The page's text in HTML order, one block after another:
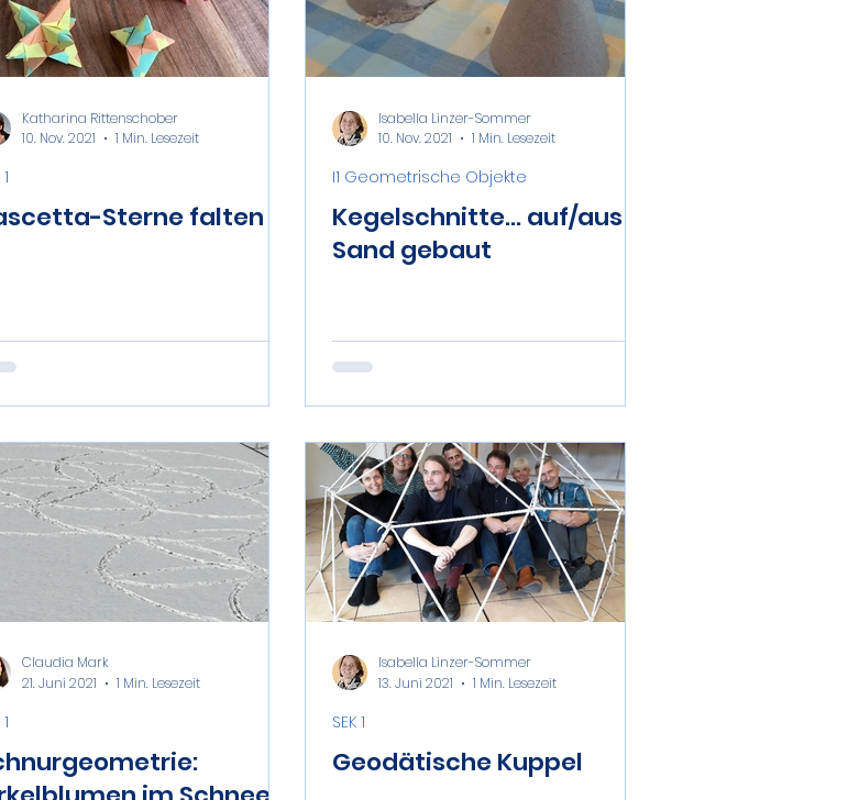
Sterne falten
Katharina Rittenschober
10. Nov. 2021
1 Min. Lesezeit
Kegelschnitte... auf/aus
Sand gebaut
I1 Geometrische Objekte
Isabella Linzer-Sommer
10. Nov. 2021
1 Min. Lesezeit
Claudia Mark
21. Juni 2021
1 Min. Lesezeit
Geodätische Kuppel
SEK 1
Isabella Linzer-Sommer
13. Juni 2021
1 Min. Lesezeit